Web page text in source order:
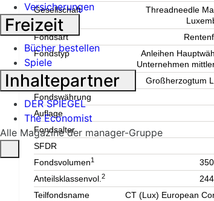
Gesellschaft
(KVG)
Threadneedle
Fondsart
Fondstyp
Anleihen
Unternehmen
Land
Großherzogtum
Fondswährung
Auflage
Fondsalter
SFDR
Fondsvolumen1
Anteilsklassenvol.2
Teilfondsname
CT (Lux) European
Versicherungen
Freizeit
Bücher bestellen
Spiele
Inhaltepartner
DER SPIEGEL
The Economist
Alle Magazine der manager-Gruppe